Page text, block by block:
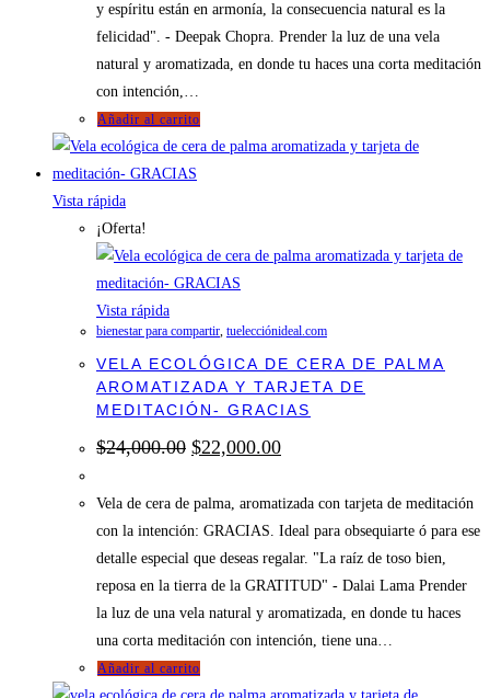
y espíritu están en armonía, la consecuencia natural es la
felicidad". - Deepak Chopra. Prender la luz de una vela
natural y aromatizada, en donde tu haces una corta meditación
con intención,…
Añadir al carrito
Vista rápida
¡Oferta!
Vista rápida
bienestar para compartir, tuelecciónideal.com
VELA ECOLÓGICA DE CERA DE PALMA
AROMATIZADA Y TARJETA DE
MEDITACIÓN- GRACIAS
$24,000.00 El
precio
era:
$24,000.00.
$22,000.00El
precio
es:
$22,000.00.
Vela de cera de palma, aromatizada con tarjeta de meditación
con la intención: GRACIAS. Ideal para obsequiarte ó para ese
detalle especial que deseas regalar. "La raíz de toso bien,
reposa en la tierra de la GRATITUD" - Dalai Lama Prender
la luz de una vela natural y aromatizada, en donde tu haces
una corta meditación con intención, tiene una…
Añadir al carrito